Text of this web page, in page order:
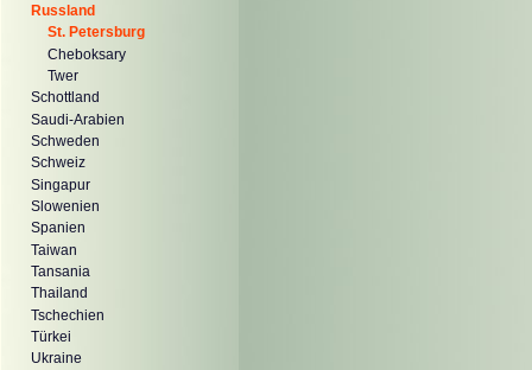
Russland
St. Petersburg
Cheboksary
Twer
Schottland
Saudi-Arabien
Schweden
Schweiz
Singapur
Slowenien
Spanien
Taiwan
Tansania
Thailand
Tschechien
Türkei
Ukraine